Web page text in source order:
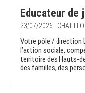
Educateur de
23/07/2026 -
Votre pôle / direction
l’action sociale,
territoire des Hauts-
des familles, des